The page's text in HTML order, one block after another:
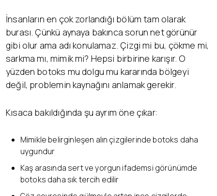
İnsanların en çok zorlandığı bölüm tam olarak
burası. Çünkü aynaya bakınca sorun net görünür
gibi olur ama adı konulamaz. Çizgi mi bu, çökme mi,
sarkma mı, mimik mi? Hepsi birbirine karışır. O
yüzden botoks mu dolgu mu kararında bölgeyi
değil, problemin kaynağını anlamak gerekir.
Kısaca bakıldığında şu ayrım öne çıkar:
Mimikle belirginleşen alın çizgilerinde botoks daha
uygundur
Kaş arasında sert ve yorgun ifademsi görünümde
botoks daha sık tercih edilir